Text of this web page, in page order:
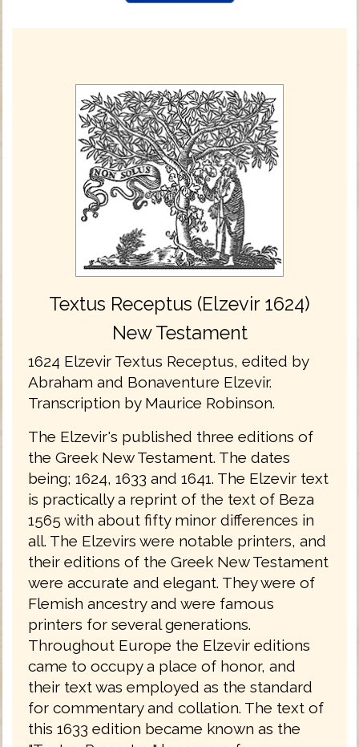
Textus Receptus (Elzevir 1624)
New Testament
1624 Elzevir Textus Receptus, edited by
Abraham and Bonaventure Elzevir.
Transcription by Maurice Robinson.
The Elzevir's published three editions of
the Greek New Testament. The dates
being; 1624, 1633 and 1641. The Elzevir text
is practically a reprint of the text of Beza
1565 with about fifty minor differences in
all. The Elzevirs were notable printers, and
their editions of the Greek New Testament
were accurate and elegant. They were of
Flemish ancestry and were famous
printers for several generations.
Throughout Europe the Elzevir editions
came to occupy a place of honor, and
their text was employed as the standard
for commentary and collation. The text of
this 1633 edition became known as the